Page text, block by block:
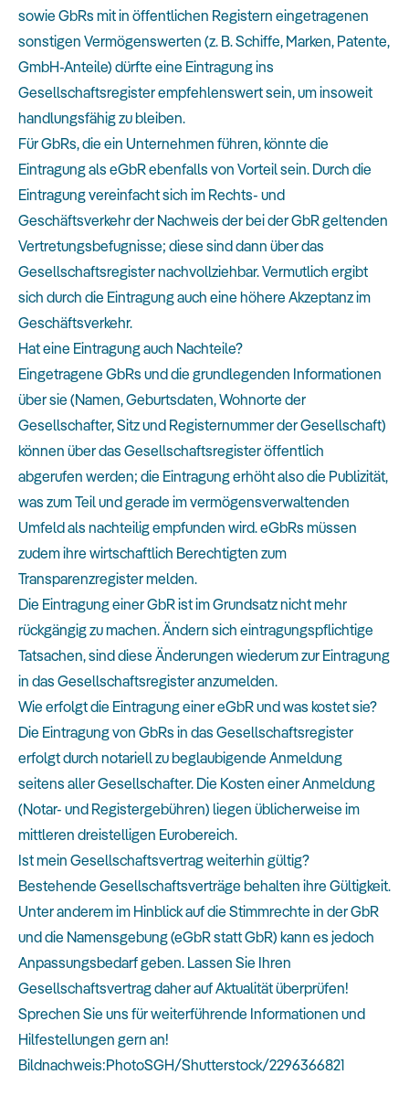
sowie GbRs mit in öffentlichen Registern eingetragenen
sonstigen Vermögenswerten (z. B. Schiffe, Marken, Patente,
GmbH-Anteile) dürfte eine Eintragung ins
Gesellschaftsregister empfehlenswert sein, um insoweit
handlungsfähig zu bleiben.
Für GbRs, die ein Unternehmen führen, könnte die
Eintragung als eGbR ebenfalls von Vorteil sein. Durch die
Eintragung vereinfacht sich im Rechts- und
Geschäftsverkehr der Nachweis der bei der GbR geltenden
Vertretungsbefugnisse; diese sind dann über das
Gesellschaftsregister nachvollziehbar. Vermutlich ergibt
sich durch die Eintragung auch eine höhere Akzeptanz im
Geschäftsverkehr.
Hat eine Eintragung auch Nachteile?
Eingetragene GbRs und die grundlegenden Informationen
über sie (Namen, Geburtsdaten, Wohnorte der
Gesellschafter, Sitz und Registernummer der Gesellschaft)
können über das Gesellschaftsregister öffentlich
abgerufen werden; die Eintragung erhöht also die Publizität,
was zum Teil und gerade im vermögensverwaltenden
Umfeld als nachteilig empfunden wird. eGbRs müssen
zudem ihre wirtschaftlich Berechtigten zum
Transparenzregister melden.
Die Eintragung einer GbR ist im Grundsatz nicht mehr
rückgängig zu machen. Ändern sich eintragungspflichtige
Tatsachen, sind diese Änderungen wiederum zur Eintragung
in das Gesellschaftsregister anzumelden.
Wie erfolgt die Eintragung einer eGbR und was kostet sie?
Die Eintragung von GbRs in das Gesellschaftsregister
erfolgt durch notariell zu beglaubigende Anmeldung
seitens aller Gesellschafter. Die Kosten einer Anmeldung
(Notar- und Registergebühren) liegen üblicherweise im
mittleren dreistelligen Eurobereich.
Ist mein Gesellschaftsvertrag weiterhin gültig?
Bestehende Gesellschaftsverträge behalten ihre Gültigkeit.
Unter anderem im Hinblick auf die Stimmrechte in der GbR
und die Namensgebung (eGbR statt GbR) kann es jedoch
Anpassungsbedarf geben. Lassen Sie Ihren
Gesellschaftsvertrag daher auf Aktualität überprüfen!
Sprechen Sie uns für weiterführende Informationen und
Hilfestellungen gern an!
Bildnachweis:PhotoSGH/Shutterstock/2296366821